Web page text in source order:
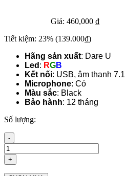
Giá: 460,000 ₫
Tiết kiệm: 23% (139.000₫)
Hãng sản xuất: Dare U
Led : RGB
Kết nối: USB, âm thanh 7.1
Microphone: Có
Màu sắc: Black
Bảo hành: 12 tháng
Số lượng:
-
+